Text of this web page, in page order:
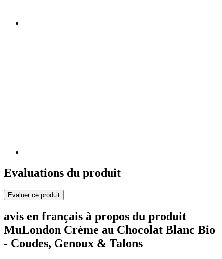
Evaluations du produit
Evaluer ce produit
avis en français à propos du produit
MuLondon Crème au Chocolat Blanc Bio
- Coudes, Genoux & Talons